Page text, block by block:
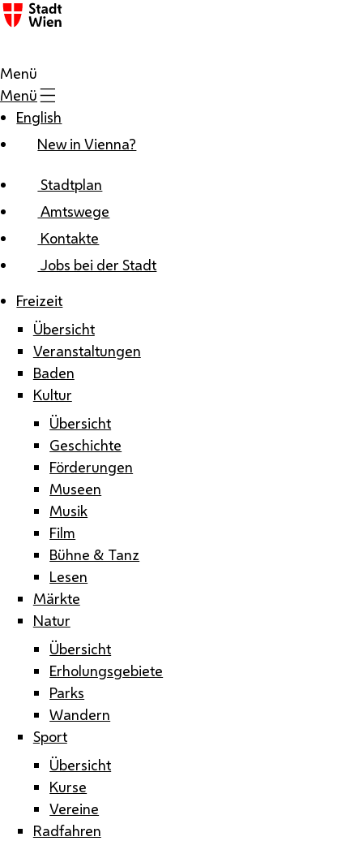
Zum Inhalt
Menü
Menü
English
New in Vienna?
Stadtplan
Amtswege
Kontakte
Jobs bei der Stadt
Freizeit
Übersicht
Veranstaltungen
Baden
Kultur
Übersicht
Geschichte
Förderungen
Museen
Musik
Film
Bühne & Tanz
Lesen
Märkte
Natur
Übersicht
Erholungsgebiete
Parks
Wandern
Sport
Übersicht
Kurse
Vereine
Radfahren